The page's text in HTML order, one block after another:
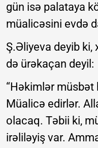
gün isə palataya
müalicəsini evdə
Ş.Əliyeva deyib
də ürəkaçan deyil:
“Həkimlər müsbət
Müalicə edirlər.
olacaq. Təbii ki,
irəliləyiş var.